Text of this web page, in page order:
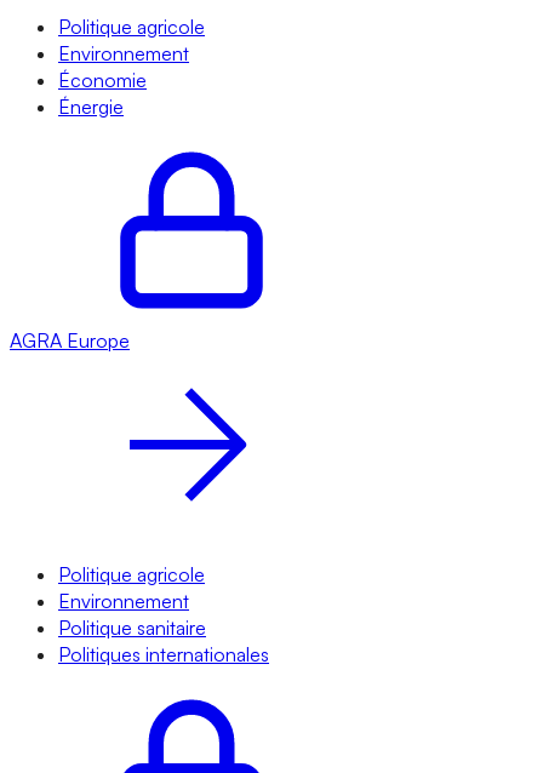
Politique agricole
Environnement
Économie
Énergie
AGRA Europe
Politique agricole
Environnement
Politique sanitaire
Politiques internationales